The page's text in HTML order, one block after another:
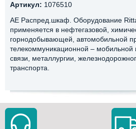
Артикул: 1076510
AE Распред.шкаф. Оборудование
применяется в нефтегазовой,
горнодобывающей, автомобильной
телекоммуникационной – мобильной
связи, металлургии,
транспорта.